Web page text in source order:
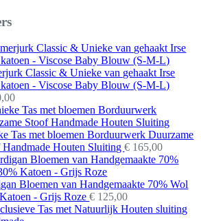
Classic & Unieke van gehaakt Irse
- Viscose Baby Blouw (S-M-L)
Tas met bloemen Borduurwerk Duurzame
Handmade Houten Sluiting€ 165,00
Bloemen van Handgemaakte 70% Wol
- Grijs Roze€ 125,00